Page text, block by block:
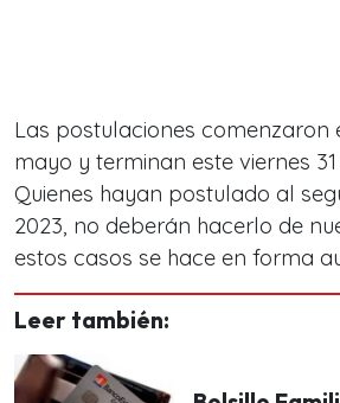
Las postulaciones comenzaron
mayo y terminan este viernes
Quienes hayan postulado al
2023, no deberán hacerlo de
estos casos se hace en forma
Leer también: